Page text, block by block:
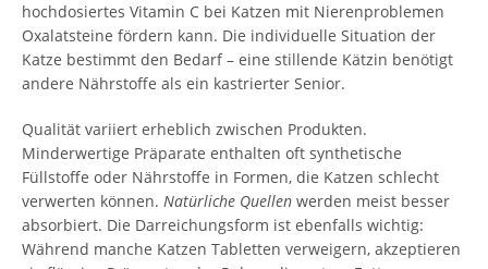
hochdosiertes Vitamin C bei Katzen mit Nierenproblemen
Oxalatsteine fördern kann. Die individuelle Situation der
Katze bestimmt den Bedarf – eine stillende Kätzin benötigt
andere Nährstoffe als ein kastrierter Senior.
Qualität variiert erheblich zwischen Produkten.
Minderwertige Präparate enthalten oft synthetische
Füllstoffe oder Nährstoffe in Formen, die Katzen schlecht
verwerten können. Natürliche Quellen werden meist besser
absorbiert. Die Darreichungsform ist ebenfalls wichtig:
Während manche Katzen Tabletten verweigern, akzeptieren